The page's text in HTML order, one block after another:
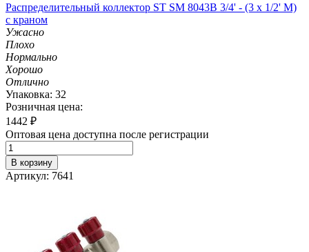
Распределительный коллектор ST SM 8043B 3/4' - (3 x 1/2' M)
с краном
Ужасно
Плохо
Нормально
Хорошо
Отлично
Упаковка: 32
Розничная цена:
1442 ₽
Оптовая цена доступна после регистрации
В корзину
Артикул: 7641